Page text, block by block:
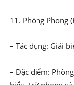
11. Phòng Phong
– Tác dụng: Giải
– Đặc điểm: